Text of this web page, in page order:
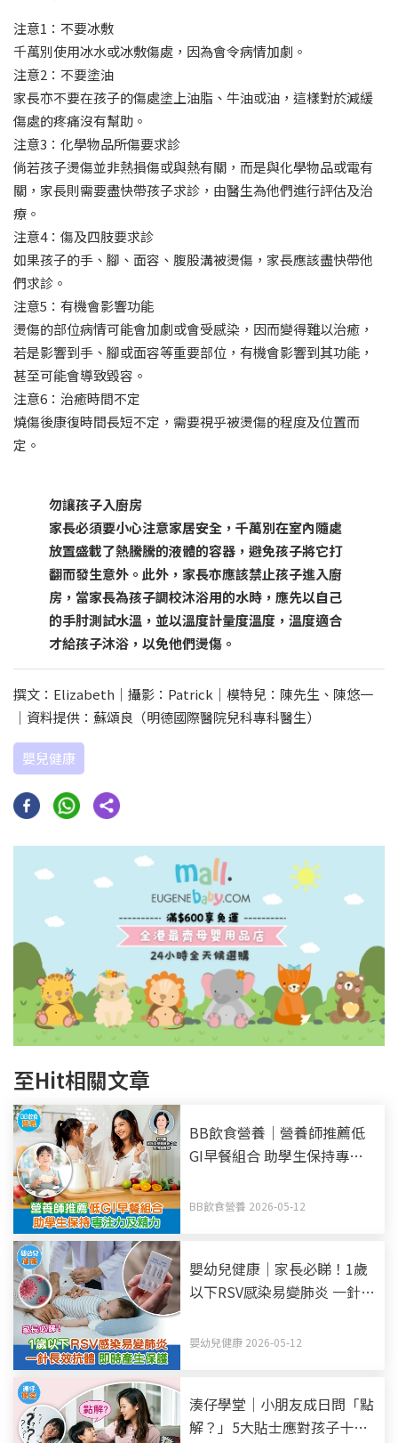
注意1：不要冰敷
千萬別使用冰水或冰敷傷處，因為會令病情加劇。
注意2：不要塗油
家長亦不要在孩子的傷處塗上油脂、牛油或油，這樣對於減緩
傷處的疼痛沒有幫助。
注意3：化學物品所傷要求診
倘若孩子燙傷並非熱損傷或與熱有關，而是與化學物品或電有
關，家長則需要盡快帶孩子求診，由醫生為他們進行評估及治
療。
注意4：傷及四肢要求診
如果孩子的手、腳、面容、腹股溝被燙傷，家長應該盡快帶他
們求診。
注意5：有機會影響功能
燙傷的部位病情可能會加劇或會受感染，因而變得難以治癒，
若是影響到手、腳或面容等重要部位，有機會影響到其功能，
甚至可能會導致毀容。
注意6：治癒時間不定
燒傷後康復時間長短不定，需要視乎被燙傷的程度及位置而
定。
勿讓孩子入廚房
家長必須要小心注意家居安全，千萬別在室內隨處
放置盛載了熱騰騰的液體的容器，避免孩子將它打
翻而發生意外。此外，家長亦應該禁止孩子進入廚
房，當家長為孩子調校沐浴用的水時，應先以自己
的手肘測試水溫，並以溫度計量度溫度，溫度適合
才給孩子沐浴，以免他們燙傷。
撰文：Elizabeth｜攝影：Patrick｜模特兒：陳先生、陳悠一
｜資料提供：蘇頌良（明德國際醫院兒科專科醫生）
嬰兒健康
至Hit相關文章
BB飲食營養｜營養師推薦低
GI早餐組合 助學生保持專注
BB飲食營養 2026-05-12
嬰幼兒健康｜家長必睇！1歲
以下RSV感染易變肺炎 一針長
嬰幼兒健康 2026-05-12
湊仔學堂｜小朋友成日問「點
解？」5大貼士應對孩子十萬